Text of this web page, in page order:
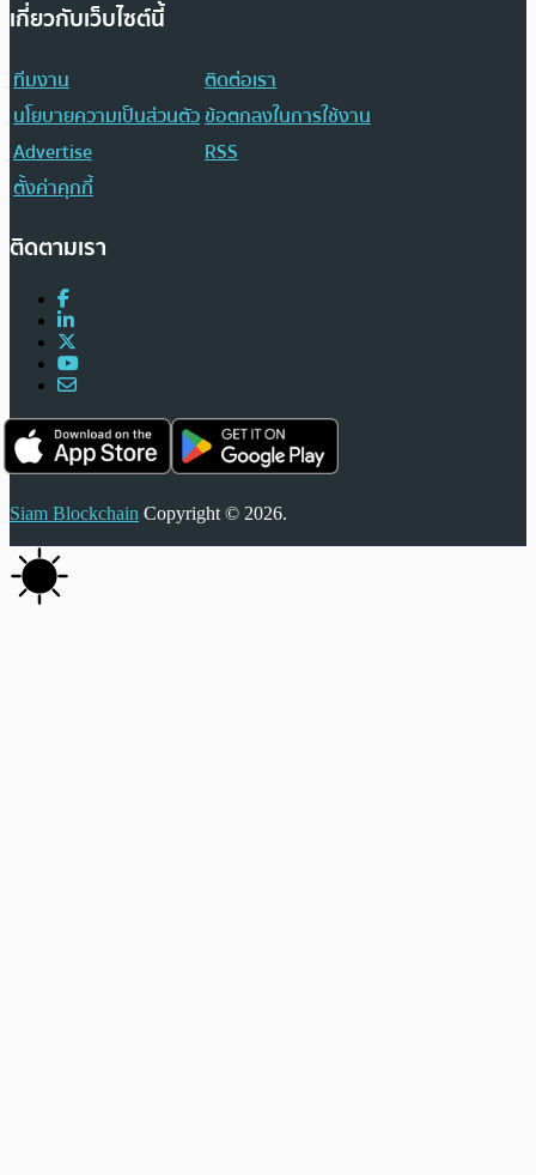
เกี่ยวกับเว็บไซต์นี้
ทีมงาน
ติดต่อเรา
นโยบายความเป็นส่วนตัวข้อตกลงในการใช้งาน
Advertise
RSS
ตั้งค่าคุกกี้
ติดตามเรา
Siam Blockchain Copyright © 2026.